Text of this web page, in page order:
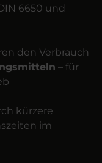
6650 und
den Verbrauch
– für
kürzere
im